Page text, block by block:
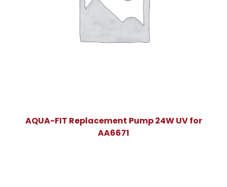
AQUA-FIT Replacement Pump 24W UV for
AA6671